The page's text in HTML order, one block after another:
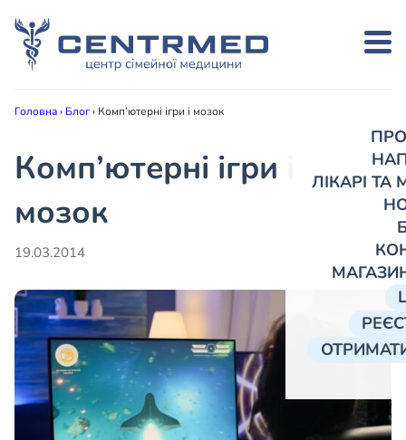
ЛІКАРІ
Головна› Блог› Комп’ютерні ігри і мозок
Комп’ютерні ігри і
мозок
19.03.2014